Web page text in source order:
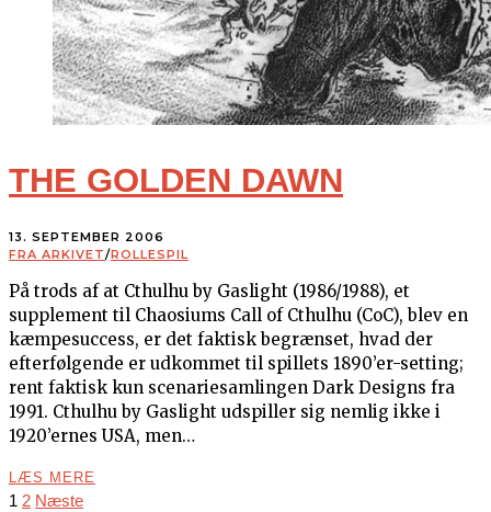
THE GOLDEN DAWN
13. SEPTEMBER 2006
FRA ARKIVET/ROLLESPIL
På trods af at Cthulhu by Gaslight (1986/1988), et
supplement til Chaosiums Call of Cthulhu (CoC), blev en
kæmpesuccess, er det faktisk begrænset, hvad der
efterfølgende er udkommet til spillets 1890’er-setting;
rent faktisk kun scenariesamlingen Dark Designs fra
1991. Cthulhu by Gaslight udspiller sig nemlig ikke i
1920’ernes USA, men…
LÆS MERE
1 2 Næste